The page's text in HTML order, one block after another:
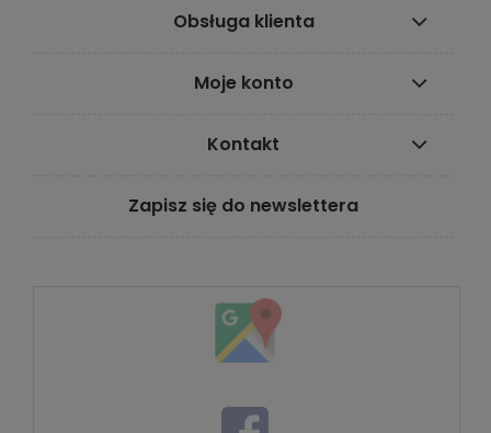
Obsługa klienta
Moje konto
Kontakt
Zapisz się do newslettera